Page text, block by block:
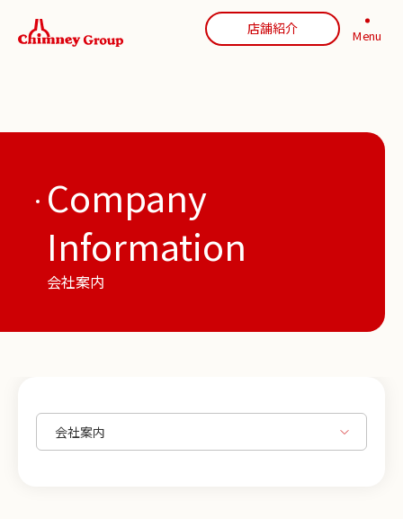
店舗紹介 Menu
Company
Information
会社案内